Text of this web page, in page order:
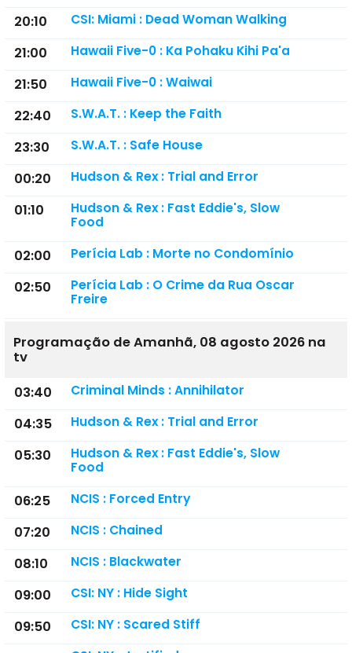
20:10 CSI: Miami : Dead Woman Walking
21:00 Hawaii Five-0 : Ka Pohaku Kihi Pa'a
21:50 Hawaii Five-0 : Waiwai
22:40 S.W.A.T. : Keep the Faith
23:30 S.W.A.T. : Safe House
00:20 Hudson & Rex : Trial and Error
01:10
Hudson & Rex : Fast Eddie's, Slow
Food
02:00 Perícia Lab : Morte no Condomínio
02:50
Perícia Lab : O Crime da Rua Oscar
Freire
Programação de Amanhã, 08 agosto 2026 na
tv
03:40
Criminal Minds : Annihilator
04:35 Hudson & Rex : Trial and Error
05:30
Hudson & Rex : Fast Eddie's, Slow
Food
06:25 NCIS : Forced Entry
07:20 NCIS : Chained
08:10 NCIS : Blackwater
09:00 CSI: NY : Hide Sight
09:50 CSI: NY : Scared Stiff